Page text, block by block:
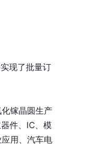
现了批量订
镓晶圆生产
件、IC、模
用、汽车电